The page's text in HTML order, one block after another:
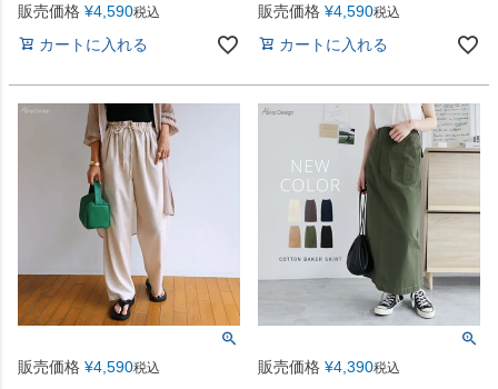
販売価格 ¥4,590税込
カートに入れる
販売価格 ¥4,590税込
カートに入れる
販売価格 ¥4,590税込 販売価格 ¥4,390税込